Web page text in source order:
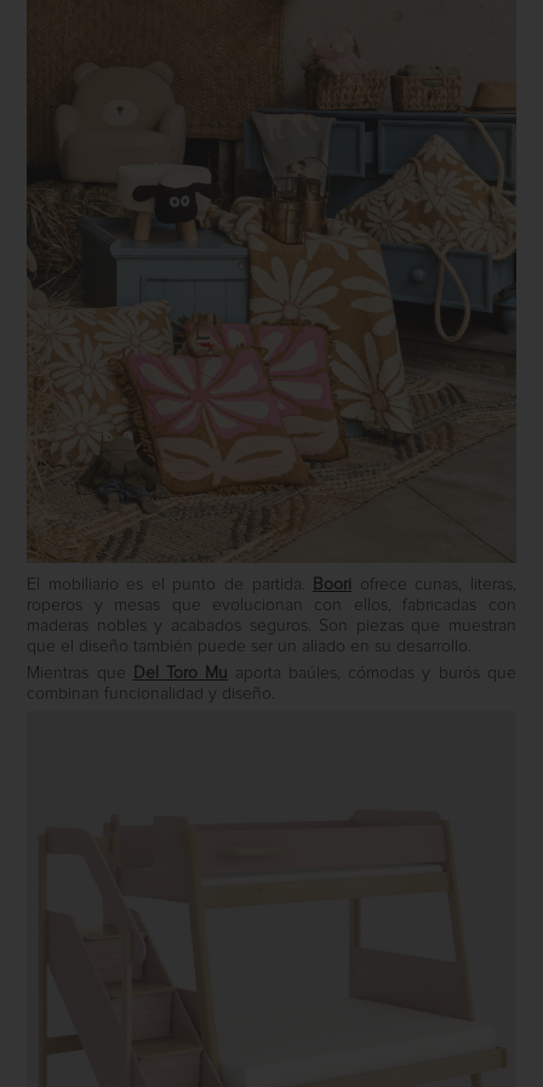
El mobiliario es el punto de partida. Boori
ofrece cunas, literas,
roperos y mesas que evolucionan con ellos, fabricadas con
maderas nobles y acabados seguros. Son piezas que muestran
que el diseño también puede ser un aliado en su desarrollo.
Mientras que
Del Toro Mu aporta baúles, cómodas y burós que
combinan funcionalidad y diseño.